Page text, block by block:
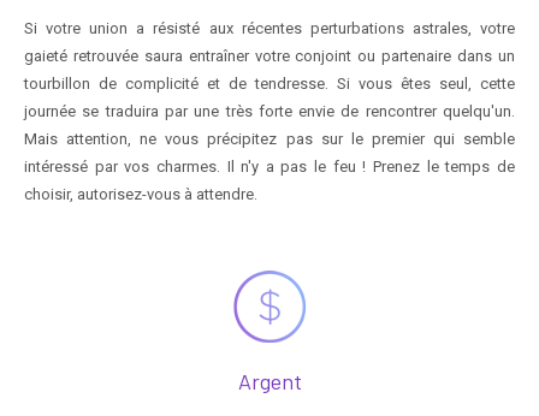
Si votre union a résisté aux récentes perturbations astrales, votre
gaieté retrouvée saura entraîner votre conjoint ou partenaire dans un
tourbillon de complicité et de tendresse. Si vous êtes seul, cette
journée se traduira par une très forte envie de rencontrer quelqu'un.
Mais attention, ne vous précipitez pas sur le premier qui semble
intéressé par vos charmes. Il n'y a pas le feu ! Prenez le temps de
choisir, autorisez-vous à attendre.
Argent